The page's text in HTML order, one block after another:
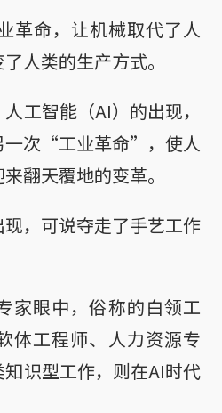
革命，让机械取代了人
人类的生产方式。
工智能（AI）的出现，
一次“工业革命”，使人
翻天覆地的变革。
，可说夺走了手艺工作
家眼中，俗称的白领工
体工程师、人力资源专
识型工作，则在AI时代